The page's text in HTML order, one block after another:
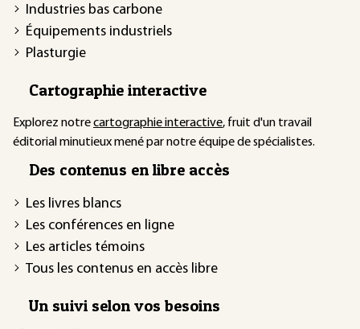
Industries bas carbone
Équipements industriels
Plasturgie
Cartographie interactive
Explorez notrecartographie interactive, fruit d'un travail
éditorial minutieux mené par notre équipe de spécialistes.
Des contenus en libre accès
Les livres blancs
Les conférences en ligne
Les articles témoins
Tous les contenus en accès libre
Un suivi selon vos besoins